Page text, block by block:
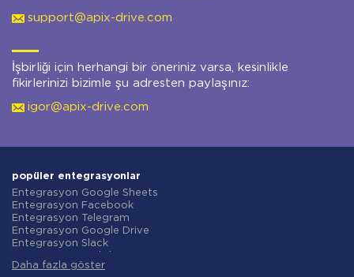
support@apix-drive.com
İşbirliği için herhangi bir öneriniz varsa, kesinlikle
fikirlerinizi bizimle şu adresten paylaşınız:
igor@apix-drive.com
popüler entegrasyonlar
Entegrasyon Google Sheets
Entegrasyon Facebook
Entegrasyon Telegram
Entegrasyon Google Drive
Entegrasyon Slack
Entegrasyon Gmail
Daha fazla göster